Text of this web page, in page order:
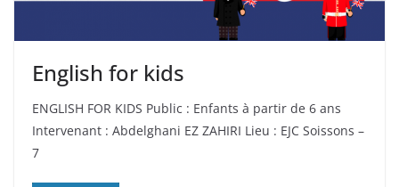
English for kids
ENGLISH FOR KIDS Public : Enfants à partir de 6 ans
Intervenant : Abdelghani EZ ZAHIRI Lieu : EJC Soissons –
7